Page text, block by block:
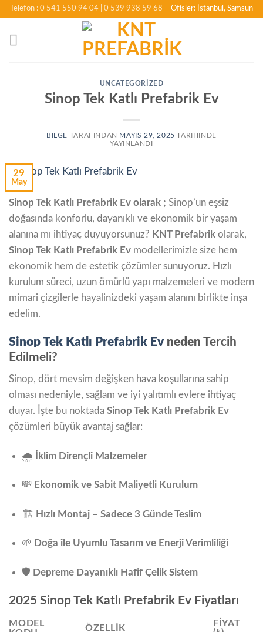
İçeriğeTelefon : 0 541 550 94 04 | 0 539 938 59 68 Ofisler: İstanbul, Samsun
UNCATEGORIZED
Sinop Tek Katlı Prefabrik Ev
BILGE TARAFINDAN MAYIS 29, 2025 TARIHINDE
YAYINLANDI
29
May
Sinop Tek Katlı Prefabrik Ev olarak ; Sinop’un eşsiz
doğasında konforlu, dayanıklı ve ekonomik bir yaşam
alanına mı ihtiyaç duyuyorsunuz? KNT Prefabrik olarak,
Sinop Tek Katlı Prefabrik Ev modellerimizle size hem
ekonomik hem de estetik çözümler sunuyoruz. Hızlı
kurulum süreci, uzun ömürlü yapı malzemeleri ve modern
mimari çizgilerle hayalinizdeki yaşam alanını birlikte inşa
edelim.
Sinop Tek Katlı Prefabrik Evneden Tercih
Edilmeli?
Sinop, dört mevsim değişken hava koşullarına sahip
olması nedeniyle, sağlam ve iyi yalıtımlı evlere ihtiyaç
duyar. İşte bu noktada Sinop Tek Katlı Prefabrik Ev
çözümleri büyük avantaj sağlar:
🌧️ İklim Dirençli Malzemeler
💸 Ekonomik ve Sabit Maliyetli Kurulum
🏗️ Hızlı Montaj – Sadece 3 Günde Teslim
🌱 Doğa ile Uyumlu Tasarım ve Enerji Verimliliği
🛡️ Depreme Dayanıklı Hafif Çelik Sistem
2025 Sinop Tek Katlı Prefabrik Ev Fiyatları
MODEL
ÖZELLIK
FIYAT